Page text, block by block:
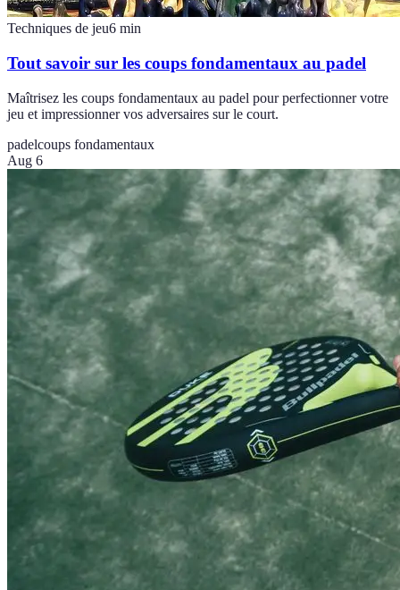
Techniques de jeu6 min
Tout savoir sur les coups fondamentaux au padel
Maîtrisez les coups fondamentaux au padel pour perfectionner votre
jeu et impressionner vos adversaires sur le court.
padelcoups fondamentaux
Aug 6